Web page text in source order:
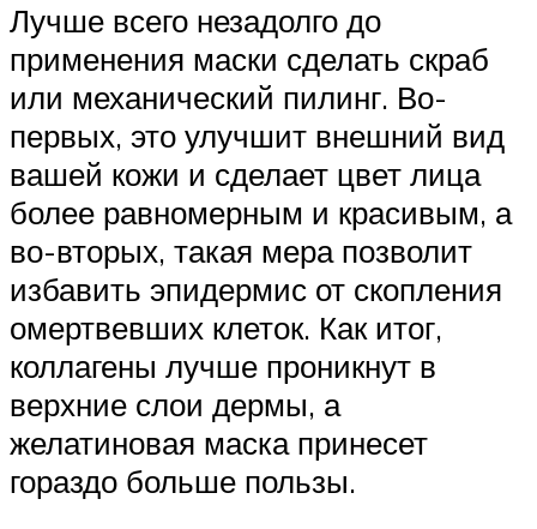
Лучше всего незадолго до
применения маски сделать скраб
или механический пилинг. Во-
первых, это улучшит внешний вид
вашей кожи и сделает цвет лица
более равномерным и красивым, а
во-вторых, такая мера позволит
избавить эпидермис от скопления
омертвевших клеток. Как итог,
коллагены лучше проникнут в
верхние слои дермы, а
желатиновая маска принесет
гораздо больше пользы.